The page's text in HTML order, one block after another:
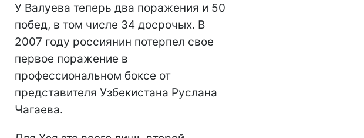
У Валуева теперь два поражения и 50
побед, в том числе 34 досрочых. В
2007 году россиянин потерпел свое
первое поражение в
профессиональном боксе от
представителя Узбекистана Руслана
Чагаева.